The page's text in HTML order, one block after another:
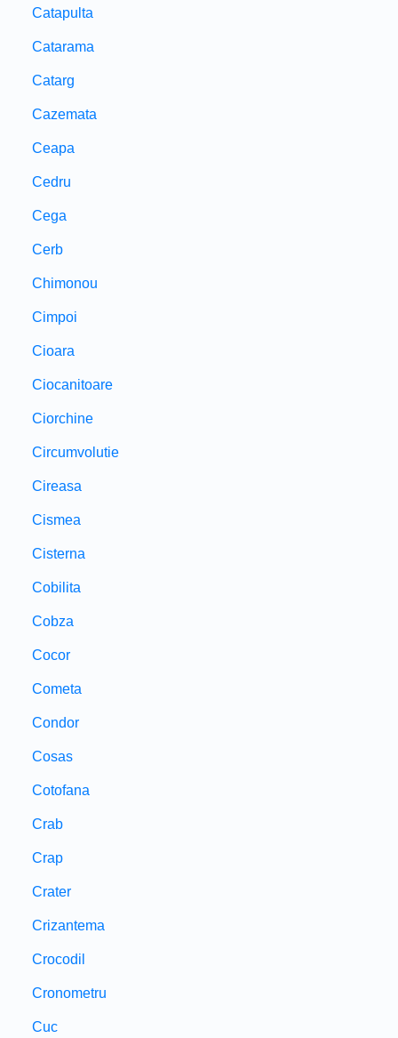
Catapulta
Catarama
Catarg
Cazemata
Ceapa
Cedru
Cega
Cerb
Chimonou
Cimpoi
Cioara
Ciocanitoare
Ciorchine
Circumvolutie
Cireasa
Cismea
Cisterna
Cobilita
Cobza
Cocor
Cometa
Condor
Cosas
Cotofana
Crab
Crap
Crater
Crizantema
Crocodil
Cronometru
Cuc